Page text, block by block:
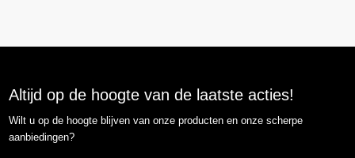
Altijd op de hoogte van de laatste acties!
Wilt u op de hoogte blijven van onze producten en onze scherpe
aanbiedingen?